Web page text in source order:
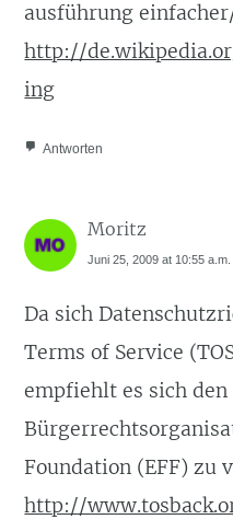
ausführung
http://
ing
Antworten
Moritz
Juni 25, 2009 at 10:55 a.m.
Da sich
Terms of Service
empfiehlt es sich
Foundation (EFF) zu
http://